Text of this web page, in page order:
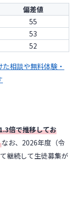
偏差値
55
53
52
相談や無料体験・
倍で推移してお
なお、2026年度（令
継続して生徒募集が